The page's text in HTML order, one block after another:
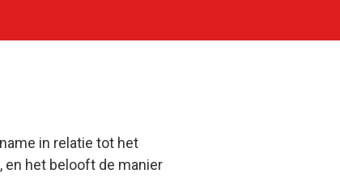
in relatie tot het
en het belooft de manier